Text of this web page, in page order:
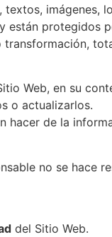
imágenes,
protegidos
Web, en su
o actualizarlos.
hacer de la
no se hace
del Sitio Web.